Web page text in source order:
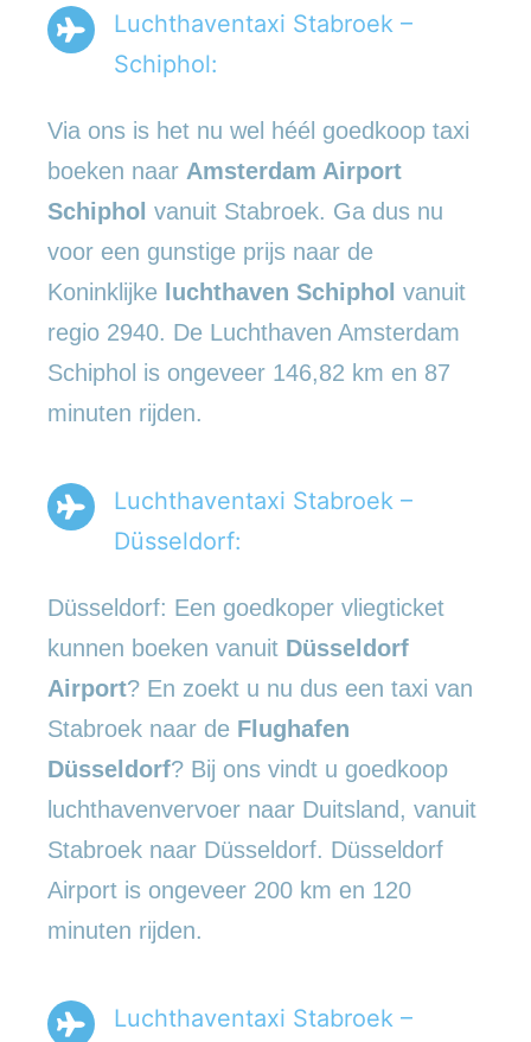
Luchthaventaxi Stabroek –
Schiphol:
Via ons is het nu wel héél goedkoop taxi
boeken naar Amsterdam Airport
Schiphol vanuit Stabroek. Ga dus nu
voor een gunstige prijs naar de
Koninklijke luchthaven Schiphol vanuit
regio 2940. De Luchthaven Amsterdam
Schiphol is ongeveer 146,82 km en 87
minuten rijden.
Luchthaventaxi Stabroek –
Düsseldorf:
Düsseldorf: Een goedkoper vliegticket
kunnen boeken vanuit Düsseldorf
Airport? En zoekt u nu dus een taxi van
Stabroek naar de Flughafen
Düsseldorf? Bij ons vindt u goedkoop
luchthavenvervoer naar Duitsland, vanuit
Stabroek naar Düsseldorf. Düsseldorf
Airport is ongeveer 200 km en 120
minuten rijden.
Luchthaventaxi Stabroek –